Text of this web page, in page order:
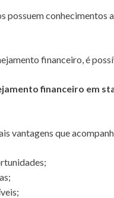
possuem
financeiro, é
financeiro em
vantagens que